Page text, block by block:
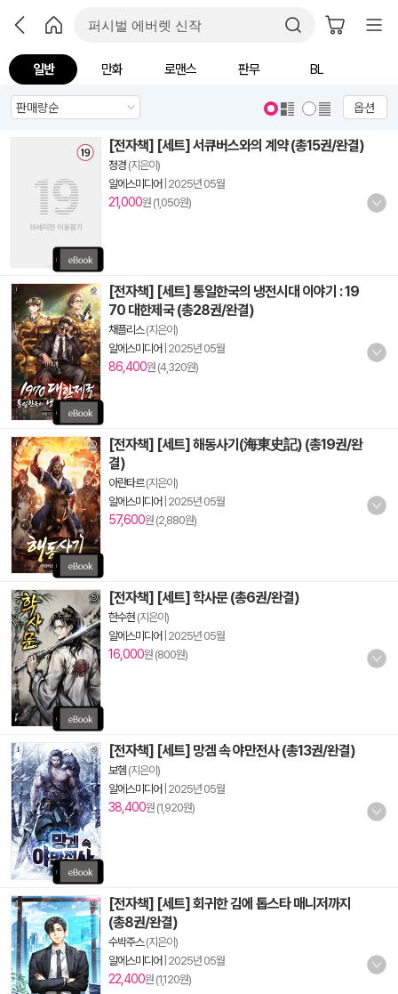
일반 만화 로맨스 판무 BL
옵션
[전자책] [세트] 서큐버스와의 계약 (총15권/완결)
정경 (지은이)
알에스미디어 2025년 05월
21,000원 (1,050원)
[전자책] [세트] 통일한국의 냉전시대 이야기 : 19
70 대한제국 (총28권/완결)
채플리스(지은이)
알에스미디어 2025년 05월
86,400원 (4,320원)
[전자책] [세트] 해동사기(海東史記) (총19권/완
결)
아란타르(지은이)
알에스미디어 2025년 05월
57,600원 (2,880원)
[전자책] [세트] 학사문 (총6권/완결)
한수현 (지은이)
알에스미디어 2025년 05월
16,000원 (800원)
[전자책] [세트] 망겜 속 야만전사 (총13권/완결)
보헴 (지은이)
알에스미디어 2025년 05월
38,400원 (1,920원)
[전자책] [세트] 회귀한 김에 톱스타 매니저까지
(총8권/완결)
수박주스(지은이)
알에스미디어 2025년 05월
22,400원 (1,120원)